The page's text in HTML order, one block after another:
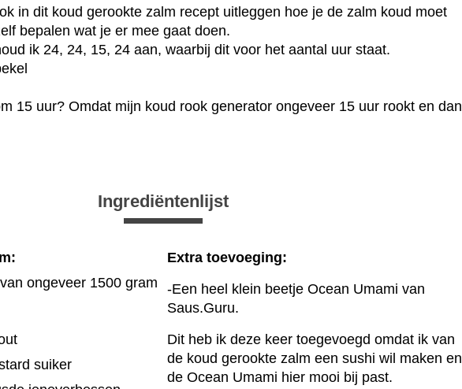
in dit koud gerookte zalm recept uitleggen hoe je de zalm koud moet
bepalen wat je er mee gaat doen.
ik 24, 24, 15, 24 aan, waarbij dit voor het aantal uur staat.
15 uur? Omdat mijn koud rook generator ongeveer 15 uur rookt en dan
Ingrediëntenlijst
van ongeveer 1500 gram
suiker
Extra toevoeging:
-Een heel klein beetje Ocean Umami van
Saus.Guru.
Dit heb ik deze keer toegevoegd omdat ik van
de koud gerookte zalm een sushi wil maken en
de Ocean Umami hier mooi bij past.